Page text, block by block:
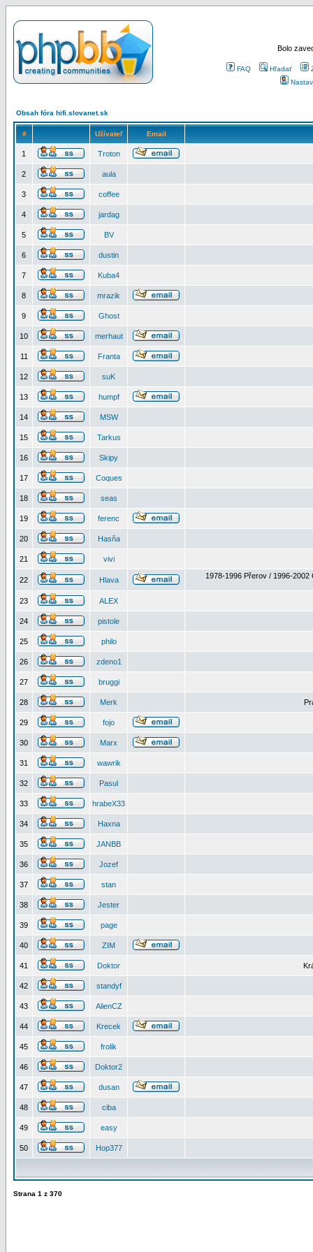
Bolo
FAQ Hľadať
Obsah fóra hifi.slovanet.sk
# Užívateľ Email
1 Troton
2 aula
3 coffee
4 jardag
5 BV
6 dustin
7 Kuba4
8 mrazik
9 Ghost
10 merhaut
11 Franta
12 suK
13 humpf
14 MSW
15 Tarkus
16 Skipy
17 Coques
18 seas
19 ferenc
20 Hasňa
21 vivi
22 Hlava 1978-1996 Přerov / 1996-2002
23 ALEX
24 pistole
25 philo
26 zdeno1
27 bruggi
28 Merk
29 fojo
30 Marx
31 wawrik
32 Pasul
33 hrabeX33
34 Haxna
35 JANBB
36 Jozef
37 stan
38 Jester
39 page
40 ZIM
41 Doktor
42 standyf
43 AlienCZ
44 Krecek
45 frolik
46 Doktor2
47 dusan
48 ciba
49 easy
50 Hop377
Strana 1 z 370